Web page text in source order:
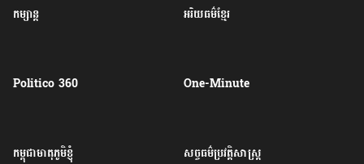
កម្សាន្ត អរិយធម៌ខ្មែរ
Politico 360 One-Minute
កម្ពុជាមាតុភូមិខ្ញុំ សច្ចធម៌ប្រវត្តិសាស្ត្រ